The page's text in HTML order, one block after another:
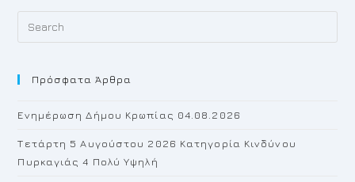
Πρόσφατα Άρθρα
Ενημέρωση Δήμου Κρωπίας 04.08.2026
Τετάρτη 5 Αυγούστου 2026 Κατηγορία Κινδύνου
Πυρκαγιάς 4 Πολύ Υψηλή